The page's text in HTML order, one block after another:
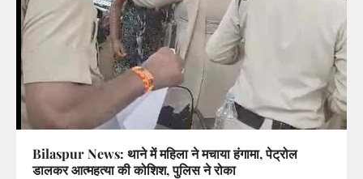
Bilaspur News: थाने में महिला ने मचाया हंगामा, पेट्रोल
डालकर आत्महत्या की कोशिश, पुलिस ने रोका